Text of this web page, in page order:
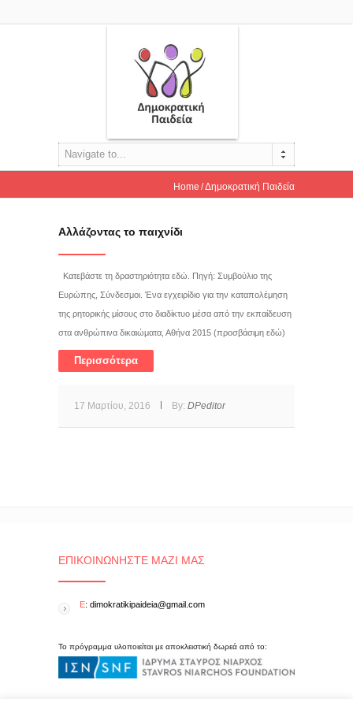
Navigate to...
Home Δημοκρατική Παιδεία
Αλλάζοντας το παιχνίδι
Κατεβάστε τη δραστηριότητα εδώ. Πηγή: Συμβούλιο της
Ευρώπης, Σύνδεσμοι. Ένα εγχειρίδιο για την καταπολέμηση
της ρητορικής μίσους στο διαδίκτυο μέσα από την εκπαίδευση
στα ανθρώπινα δικαιώματα, Αθήνα 2015 (προσβάσιμη εδώ)
Περισσότερα
17 Μαρτίου, 2016 By: DPeditor
ΕΠΙΚΟΙΝΩΝΉΣΤΕ ΜΑΖΊ ΜΑΣ
E: dimokratikipaideia@gmail.com
Το πρόγραμμα υλοποιείται με αποκλειστική δωρεά από το: